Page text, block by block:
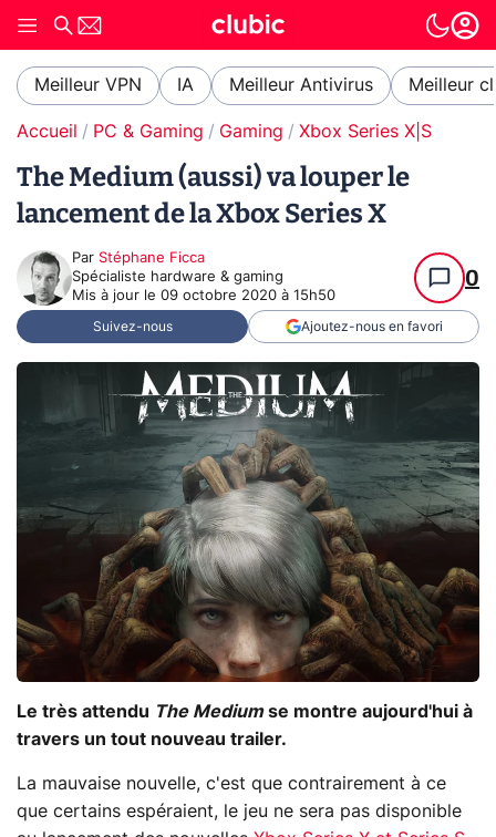
Meilleur VPN IA Meilleur Antivirus Meilleur
Accueil PC & Gaming Gaming Xbox Series X|S
The Medium (aussi) va louper le
lancement de la Xbox Series X
Par Stéphane Ficca
Spécialiste hardware & gaming
Mis à jour le 09 octobre 2020 à 15h50
0
Suivez-nous Ajoutez-nous en favori
Le très attendu The Mediumse montre aujourd'hui à
travers un tout nouveau trailer.
La mauvaise nouvelle, c'est que contrairement à ce
que certains espéraient, le jeu ne sera pas disponible